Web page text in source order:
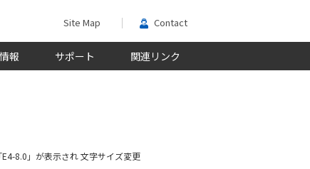
Site Map Contact
報 サポート 関連リンク
文字サイズ変更
8.0」が表示され